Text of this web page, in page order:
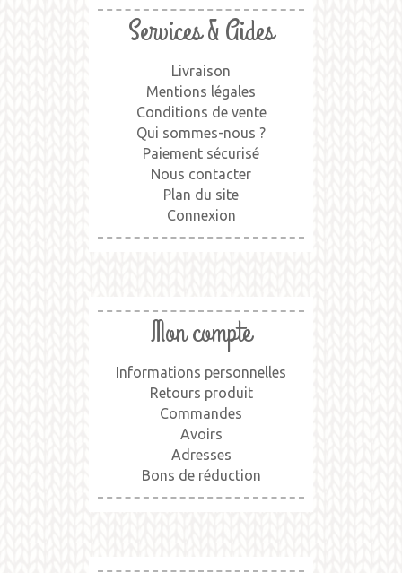
Services & Aides
Livraison
Mentions légales
Conditions de vente
Qui sommes-nous ?
Paiement sécurisé
Nous contacter
Plan du site
Connexion
Mon compte
Informations personnelles
Retours produit
Commandes
Avoirs
Adresses
Bons de réduction